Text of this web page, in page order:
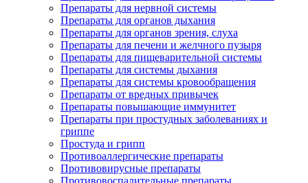
Препараты для нервной системы
Препараты для органов дыхания
Препараты для органов зрения, слуха
Препараты для печени и желчного пузыря
Препараты для пищеварительной системы
Препараты для системы дыхания
Препараты для системы кровообращения
Препараты от вредных привычек
Препараты повышающие иммунитет
Препараты при простудных заболеваниях и
гриппе
Простуда и грипп
Противоаллергические препараты
Противовирусные препараты
Противовоспалительные препараты